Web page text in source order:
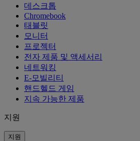
데스크톱
Chromebook
태블릿
모니터
프로젝터
전자 제품 및 액세서리
네트워킹
E-모빌리티
핸드헬드 게임
지속 가능한 제품
지원
지원